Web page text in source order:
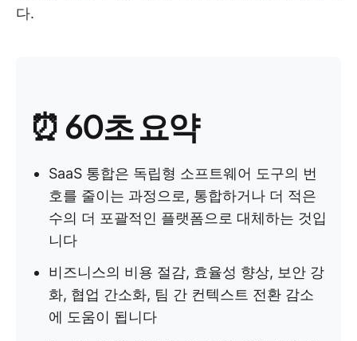
다.
⏰ 60초 요약
SaaS 통합은 독립형 소프트웨어 도구의 번
호를 줄이는 과정으로, 통합하거나 더 적은
수의 더 포괄적인 플랫폼으로 대체하는 것입
니다
비즈니스의 비용 절감, 효율성 향상, 보안 강
화, 협업 간소화, 팀 간 컨텍스트 전환 감소
에 도움이 됩니다